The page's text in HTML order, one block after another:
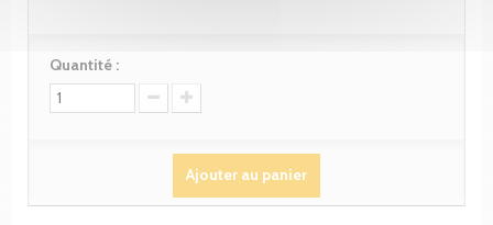
Quantité :
Ajouter au panier